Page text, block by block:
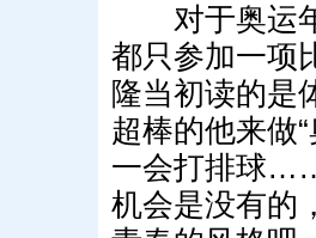
对于奥运年
都只参加一项
隆当初读的是
超棒的他来做
一会打排球
机会是没有的